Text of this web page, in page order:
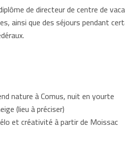
de directeur de centre de
ainsi que des séjours pendant
nature à Comus, nuit en yourte
(lieu à préciser)
et créativité à partir de Moissac